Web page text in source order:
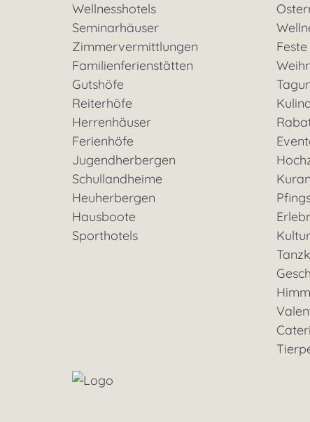
Wellnesshotels
Seminarhäuser
Zimmervermittlungen
Familienferienstätten
Gutshöfe
Reiterhöfe
Herrenhäuser
Ferienhöfe
Jugendherbergen
Schullandheime
Heuherbergen
Hausboote
Sporthotels